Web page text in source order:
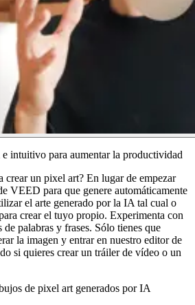
intuitivo para aumentar la productividad
crear un pixel art? En lugar de empezar
VEED para que genere automáticamente
el arte generado por la IA tal cual o
crear el tuyo propio. Experimenta con
palabras y frases. Sólo tienes que
la imagen y entrar en nuestro editor de
si quieres crear un tráiler de vídeo o un
de pixel art generados por IA